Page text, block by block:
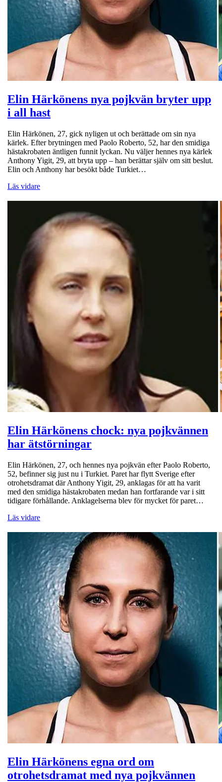
Elin Härkönens nya pojkvän bryter upp
i all hast
Elin Härkönen, 27, gick nyligen ut och berättade om sin nya
kärlek. Efter brytningen med Paolo Roberto, 52, har den smidiga
hästakrobaten äntligen funnit lyckan. Nu väljer hennes nya kärlek
Anthony Yigit, 29, att bryta upp – han berättar själv om sitt beslut.
Elin och Anthony har besökt både Turkiet…
Läs vidare
Elin Härkönens chock: nya pojkvännen
har ätstörningar
Elin Härkönen, 27, och hennes nya pojkvän efter Paolo Roberto,
52, befinner sig just nu i Turkiet. Paret har flytt Sverige efter
otrohetsdramat där Anthony Yigit, 29, anklagas för att ha varit
med den smidiga hästakrobaten medan han fortfarande var i sitt
tidigare förhållande. Anklagelserna blev för mycket för paret…
Läs vidare
Elin Härkönens egna ord om
otrohetsdramat med nya pojkvännen